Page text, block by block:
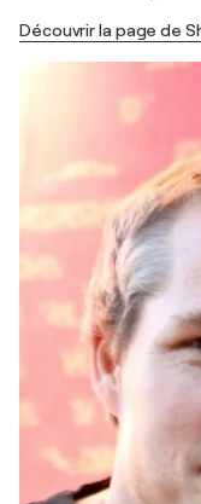
Découvrir la page de